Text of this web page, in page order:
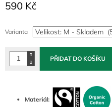
590 Kč
cena:
Varianta
PŘIDAT DO KOŠÍKU
Materiál: